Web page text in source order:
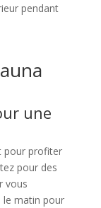
pendant
une
pour profiter
pour des
vous
le matin pour